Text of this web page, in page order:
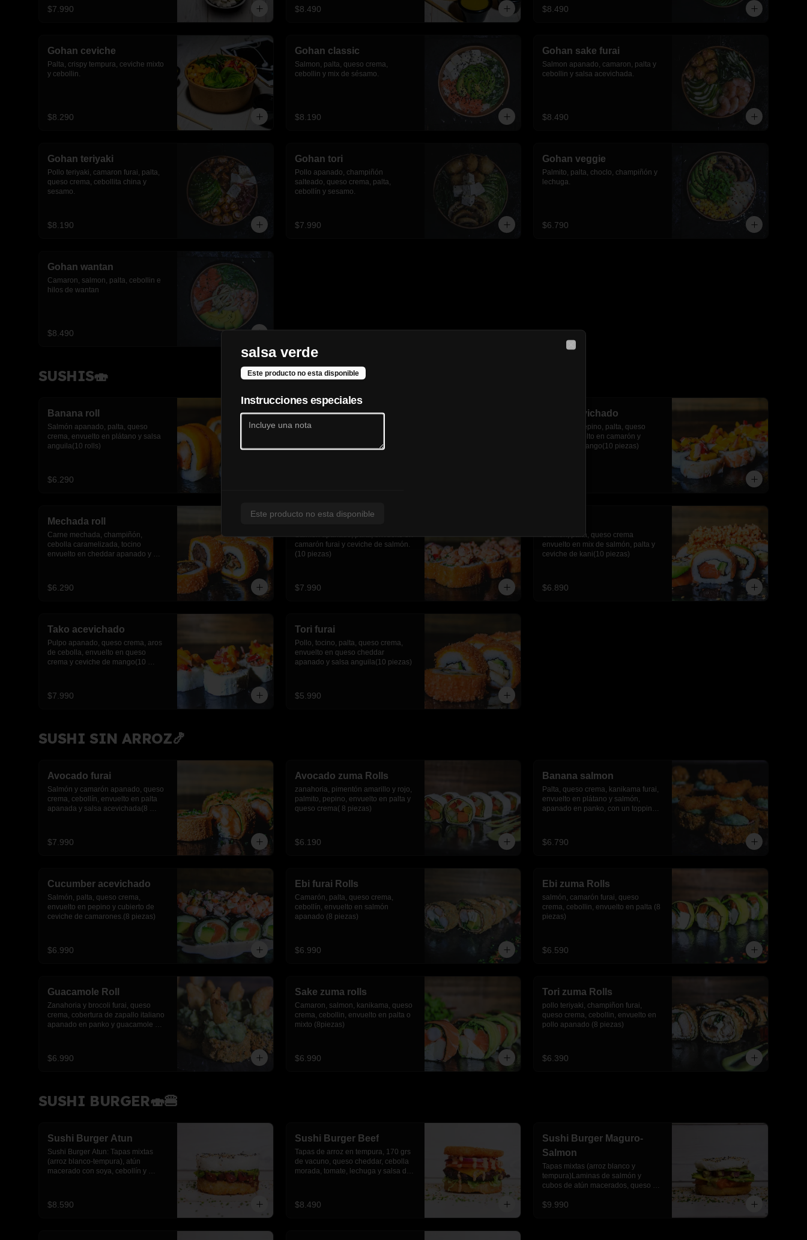
$7.990 $8.490 $8.490
Gohan ceviche
Palta, crispy tempura, ceviche mixto
y cebollin.
$8.290
Gohan classic
Salmon, palta, queso crema,
cebollin y mix de sésamo.
$8.190
Gohan sake furai
Salmon apanado, camaron, palta y
cebollin y salsa acevichada.
$8.490
Gohan teriyaki
Pollo teriyaki, camaron furai, palta,
queso crema, cebollita china y
sesamo.
$8.190
Gohan tori
Pollo apanado, champiñón
salteado, queso crema, palta,
cebollín y sesamo.
$7.990
Gohan veggie
Palmito, palta, choclo, champiñón y
lechuga.
$6.790
Gohan wantan
Camaron, salmon, palta, cebollin e
hilos de wantan
$8.490
SUSHIS🍣
Banana roll
Salmón apanado, palta, queso
crema, envuelto en plátano y salsa
anguila(10 rolls)
$6.290
Ebi acevichado
Camarón apanado, manzana,
de camarón y salsa fuji(10 piezas)
Kani acevichado
Kanikama, pepino, palta, queso
crema, envuelto en camarón y
ceviche de mango(10 piezas)
Mechada roll
Carne mechada, champiñón,
cebolla caramelizada, tocino
envuelto en cheddar apanado y
$6.290
Sake acevichado
camarón furai y ceviche de salmón.
(10 piezas)
$7.990
Salmón, palta, queso crema
envuelto en mix de salmón, palta y
ceviche de kani(10 piezas)
$6.890
Tako acevichado
Pulpo apanado, queso crema, aros
de cebolla, envuelto en queso
crema y ceviche de mango(10
$7.990
Tori furai
Pollo, tocino, palta, queso crema,
envuelto en queso cheddar
apanado y salsa anguila(10 piezas)
$5.990
SUSHI SIN ARROZ🍤
Avocado furai
Salmón y camarón apanado, queso
crema, cebollín, envuelto en palta
apanada y salsa acevichada(8
$7.990
Avocado zuma Rolls
zanahoria, pimentón amarillo y rojo,
palmito, pepino, envuelto en palta y
queso crema( 8 piezas)
$6.190
Banana salmon
Palta, queso crema, kanikama furai,
envuelto en plátano y salmón,
apanado en panko, con un topping
$6.790
Cucumber acevichado
Salmón, palta, queso crema,
envuelto en pepino y cubierto de
ceviche de camarones.(8 piezas)
$6.990
Ebi furai Rolls
Camarón, palta, queso crema,
cebollín, envuelto en salmón
apanado (8 piezas)
$6.990
Ebi zuma Rolls
salmón, camarón furai, queso
crema, cebollin, envuelto en palta (8
piezas)
$6.590
Guacamole Roll
Zanahoria y brocoli furai, queso
crema, cobertura de zapallo italiano
apanado en panko y guacamole
$6.990
Sake zuma rolls
Camaron, salmon, kanikama, queso
crema, cebollin, envuelto en palta o
mixto (8piezas)
$6.990
Tori zuma Rolls
pollo teriyaki, champiñon furai,
queso crema, cebollin, envuelto en
pollo apanado (8 piezas)
$6.390
SUSHI BURGER🍣🍔
Sushi Burger Atun
Sushi Burger Atun: Tapas mixtas
(arroz blanco-tempura), atún
macerado con soya, cebollín y
$8.590
Sushi Burger Beef
Tapas de arroz en tempura, 170 grs
de vacuno, queso cheddar, cebolla
morada, tomate, lechuga y salsa de
$8.490
Sushi Burger Maguro-
Salmon
Tapas mixtas (arroz blanco y
tempura)Laminas de salmón y
cubos de atún macerados, queso
$9.990
salsa verde
Este producto no esta disponible
Instrucciones especiales
Este producto no esta disponible